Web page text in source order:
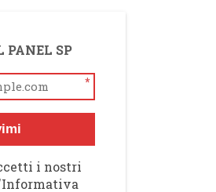
SP
*
i nostri